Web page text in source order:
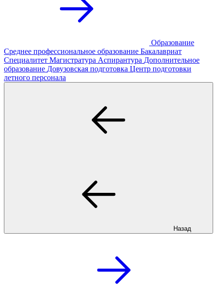
Образование
Среднее профессиональное образование Бакалавриат
Специалитет Магистратура Аспирантура Дополнительное
образование Довузовская подготовка Центр подготовки
летного персонала
Назад